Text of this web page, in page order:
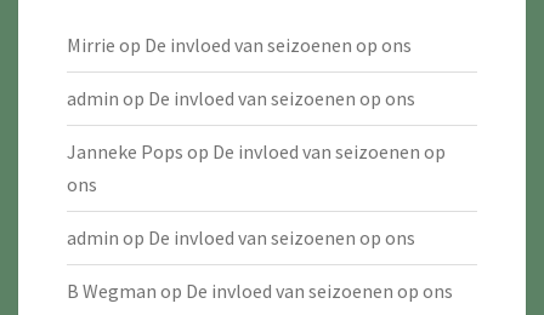
Mirrie op De invloed van seizoenen op ons
admin op De invloed van seizoenen op ons
Janneke Pops op De invloed van seizoenen op
ons
admin op De invloed van seizoenen op ons
B Wegman op De invloed van seizoenen op ons